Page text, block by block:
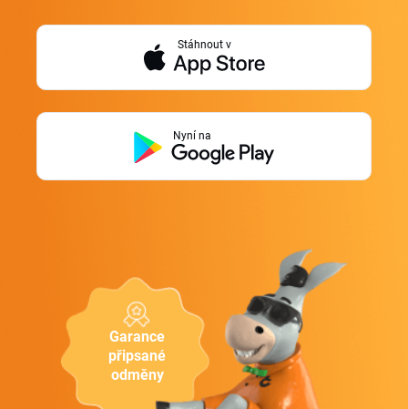
Garance
připsané
odměny
Stáhnout v
Nyní na